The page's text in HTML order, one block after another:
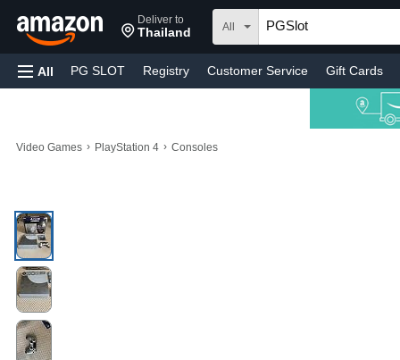
Deliver to
Thailand All
All PG SLOT Registry Customer Service Gift Cards
Video Games › PlayStation 4 › Consoles